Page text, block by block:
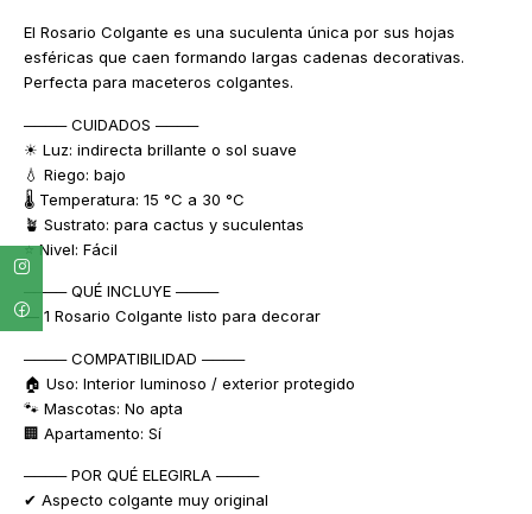
El Rosario Colgante es una suculenta única por sus hojas
esféricas que caen formando largas cadenas decorativas.
Perfecta para maceteros colgantes.
──── CUIDADOS ────
☀ Luz: indirecta brillante o sol suave
💧 Riego: bajo
🌡 Temperatura: 15 °C a 30 °C
🪴 Sustrato: para cactus y suculentas
⭐ Nivel: Fácil
──── QUÉ INCLUYE ────
— 1 Rosario Colgante listo para decorar
──── COMPATIBILIDAD ────
🏠 Uso: Interior luminoso / exterior protegido
🐾 Mascotas: No apta
🏢 Apartamento: Sí
──── POR QUÉ ELEGIRLA ────
✔ Aspecto colgante muy original